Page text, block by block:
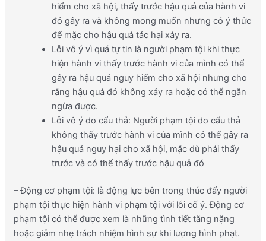
hiểm cho xã hội, thấy trước hậu quả của hành vi
đó gây ra và không mong muốn nhưng có ý thức
để mặc cho hậu quả tác hại xảy ra.
Lỗi vô ý vì quá tự tin là người phạm tội khi thực
hiện hành vi thấy trước hành vi của mình có thể
gây ra hậu quả nguy hiểm cho xã hội nhưng cho
rằng hậu quả đó không xảy ra hoặc có thể ngăn
ngừa được.
Lỗi vô ý do cẩu thả: Người phạm tội do cẩu thả
không thấy trước hành vi của mình có thể gây ra
hậu quả nguy hại cho xã hội, mặc dù phải thấy
trước và có thể thấy trước hậu quả đó
– Động cơ phạm tội: là động lực bên trong thúc đẩy người
phạm tội thực hiện hành vi phạm tội với lỗi cố ý. Động cơ
phạm tội có thể được xem là những tình tiết tăng nặng
hoặc giảm nhẹ trách nhiệm hình sự khi lượng hình phạt.